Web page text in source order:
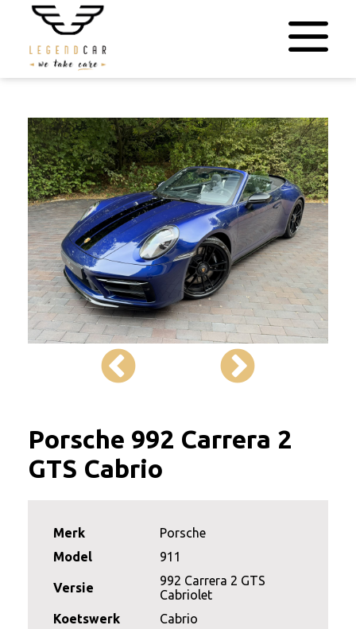
Porsche 992 Carrera 2
GTS Cabrio
Merk
Porsche
Model
911
Versie
992 Carrera 2 GTS
Cabriolet
Koetswerk
Cabrio